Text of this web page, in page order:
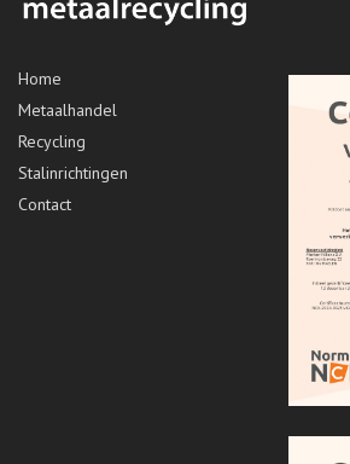
Home
Metaalhandel
Recycling
Stalinrichtingen
Contact